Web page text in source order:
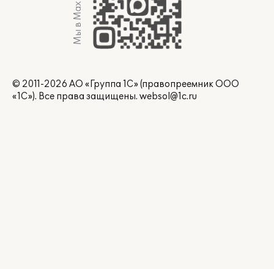
Мы в Max
© 2011-2026 АО «Группа 1С» (правопреемник ООО
«1С»). Все права защищены. websol@1c.ru